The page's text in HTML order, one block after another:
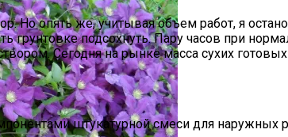
Но опять же, учитывая объем работ, я
грунтовке подсохнуть. Пару часов при
Сегодня на рынке масса сухих
штукатурной смеси для наружных